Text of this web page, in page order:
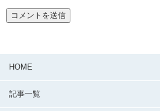
HOME
記事一覧